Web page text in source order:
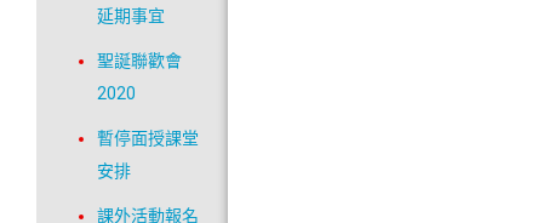
延期事宜
聖誕聯歡會
2020
暫停面授課堂
安排
課外活動報名